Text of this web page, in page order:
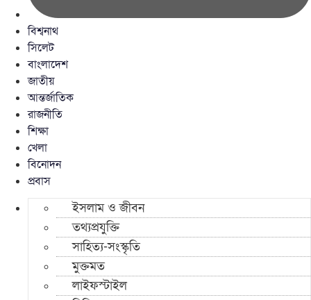
বিশ্বনাথ
সিলেট
বাংলাদেশ
জাতীয়
আন্তর্জাতিক
রাজনীতি
শিক্ষা
খেলা
বিনোদন
প্রবাস
ইসলাম ও জীবন
তথ্যপ্রযুক্তি
সাহিত্য-সংস্কৃতি
মুক্তমত
লাইফস্টাইল